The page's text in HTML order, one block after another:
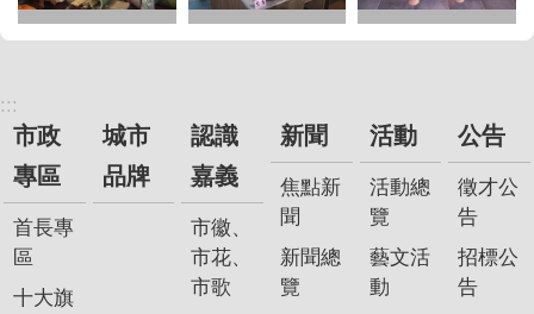
:::
市政
專區
首長專
區
十大旗
城市
品牌
認識
嘉義
市徽、
市花、
市歌
新聞
焦點新
聞
新聞總
覽
活動
活動總
覽
藝文活
動
公告
徵才公
告
招標公
告